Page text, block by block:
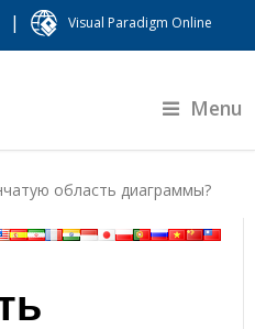
| Visual Paradigm Online
Menu
область диаграммы?